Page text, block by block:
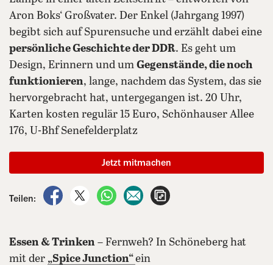
Aron Boks‘ Großvater. Der Enkel (Jahrgang 1997)
begibt sich auf Spurensuche und erzählt dabei eine
persönliche Geschichte der DDR. Es geht um
Design, Erinnern und um Gegenstände, die noch
funktionieren, lange, nachdem das System, das sie
hervorgebracht hat, untergegangen ist. 20 Uhr,
Karten kosten regulär 15 Euro, Schönhauser Allee
176, U-Bhf Senefelderplatz
Teilen:
auf Facebook teilen
auf X teilenper WhatsApp teilen
per E-Mail teilen
Jetzt mitmachen
Essen & Trinken – Fernweh? In Schöneberg hat
mit der „Spice Junction“ein